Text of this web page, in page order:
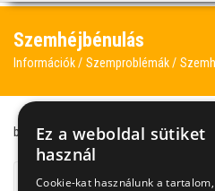
Szemhéjbénulás
Információk Szemproblémák
bénulás szemhéjbénulás
Ez a weboldal sütiket
használ
Cookie-kat használunk a tartalom,